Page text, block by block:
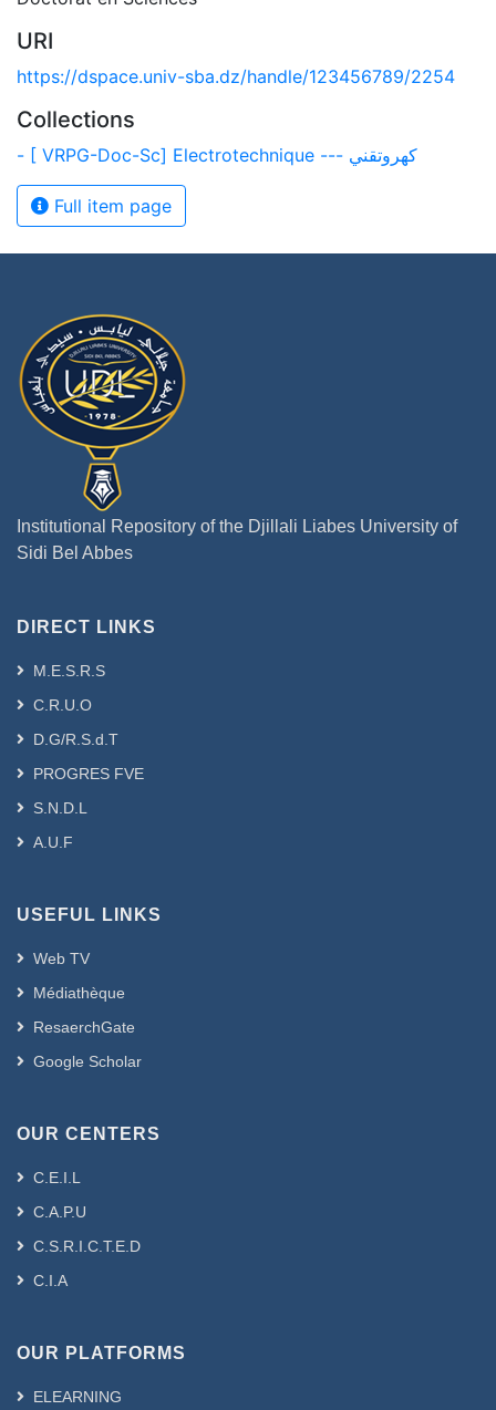
URI
https://dspace.univ-sba.dz/handle/123456789/2254
Collections
- [ VRPG-Doc-Sc] Electrotechnique --- كهروتقني
Full item page
Institutional Repository of the Djillali Liabes University of
Sidi Bel Abbes
DIRECT LINKS
M.E.S.R.S
C.R.U.O
D.G/R.S.d.T
PROGRES FVE
S.N.D.L
A.U.F
USEFUL LINKS
Web TV
Médiathèque
ResaerchGate
Google Scholar
OUR CENTERS
C.E.I.L
C.A.P.U
C.S.R.I.C.T.E.D
C.I.A
OUR PLATFORMS
ELEARNING